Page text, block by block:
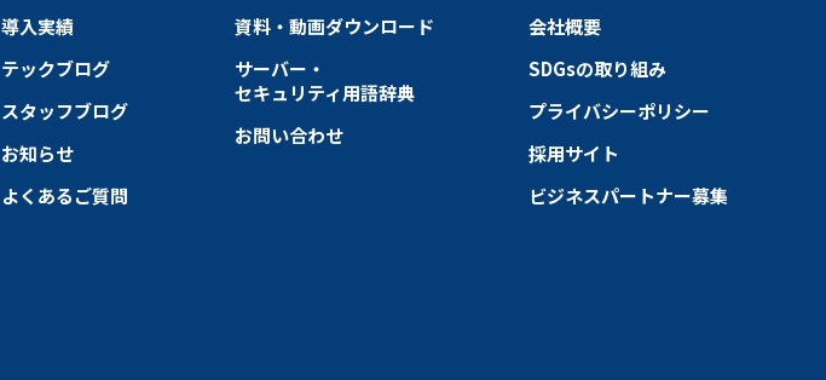
導入実績
テックブログ
スタッフブログ
お知らせ
よくあるご質問
資料・動画ダウンロード
サーバー・
セキュリティ用語辞典
お問い合わせ
会社概要
SDGsの取り組み
プライバシーポリシー
採用サイト
ビジネスパートナー募集